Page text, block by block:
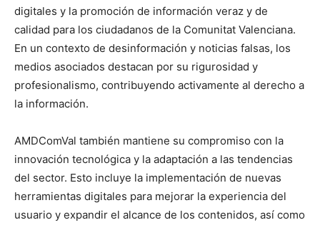
digitales y la promoción de información veraz y de
calidad para los ciudadanos de la Comunitat Valenciana.
En un contexto de desinformación y noticias falsas, los
medios asociados destacan por su rigurosidad y
profesionalismo, contribuyendo activamente al derecho a
la información.
AMDComVal también mantiene su compromiso con la
innovación tecnológica y la adaptación a las tendencias
del sector. Esto incluye la implementación de nuevas
herramientas digitales para mejorar la experiencia del
usuario y expandir el alcance de los contenidos, así como